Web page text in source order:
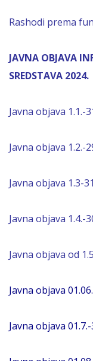
Rashodi prema
JAVNA OBJAVA
SREDSTAVA 2024.
Javna objava 1.1.-
Javna objava 1.2.-
Javna objava 1.3-
Javna objava 1.4.-
Javna objava od
Javna objava
Javna objava